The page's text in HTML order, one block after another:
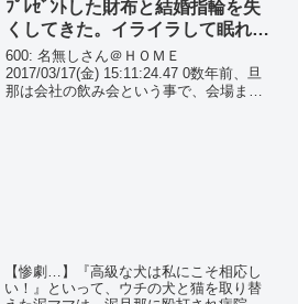
ﾌﾟﾚｾﾞﾝﾄした財布と結婚指輪を失
くしてきた。イライラして眠れ
ず、コーヒーを買いに近所のコン
ビニに行くと…
600: 名無しさん＠ＨＯＭＥ
2017/03/17(金) 15:11:24.47 0数年前、旦
那は会社の飲み会という事で、会場まで
【惨劇…】『高級な犬は私にこそ相応し
い！』といって、ウチの犬と猫を取り替